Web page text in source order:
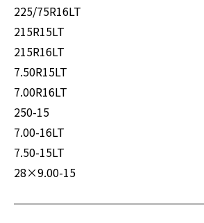
225/75R16LT
215R15LT
215R16LT
7.50R15LT
7.00R16LT
250-15
7.00-16LT
7.50-15LT
28×9.00-15